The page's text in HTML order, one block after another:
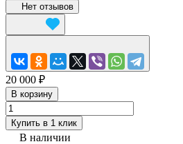
Нет отзывов
20 000 ₽
В корзину
Купить в 1 клик
В наличии